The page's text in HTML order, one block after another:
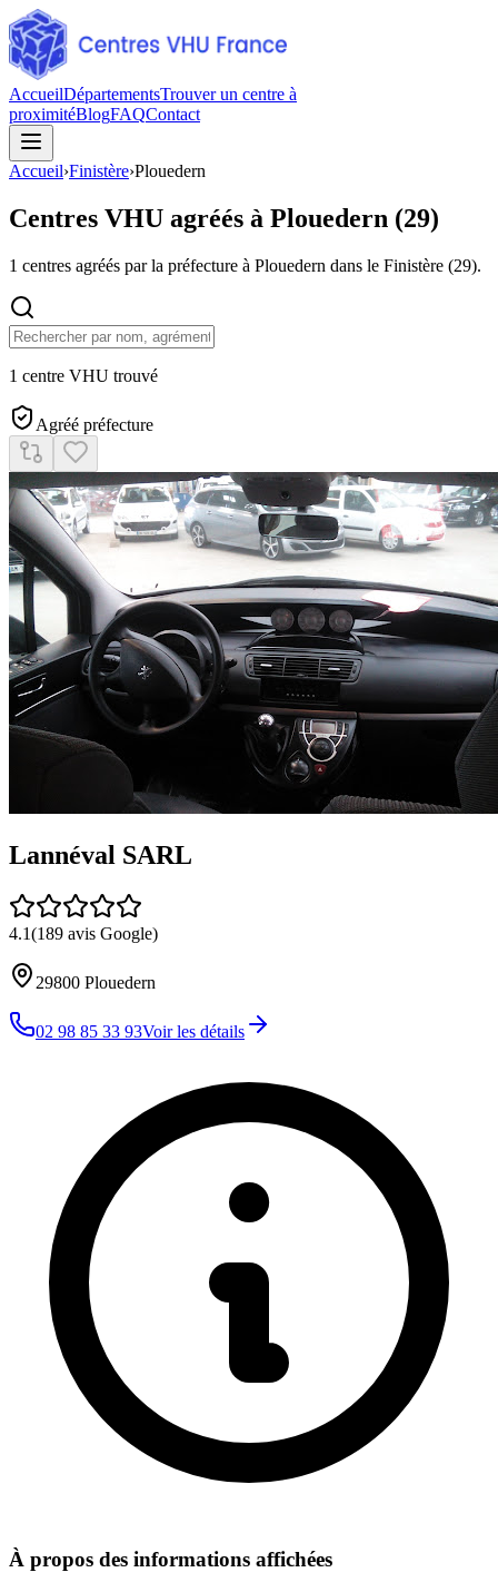
AccueilDépartementsTrouver un centre à
proximitéBlogFAQContact
Accueil›Finistère›Plouedern
Centres VHU agréés à Plouedern (29)
1 centres agréés par la préfecture à Plouedern dans le Finistère (29).
1 centre VHU trouvé
Agréé préfecture
Lannéval SARL
4.1(189 avis Google)
29800 Plouedern
02 98 85 33 93Voir les détails
À propos des informations affichées